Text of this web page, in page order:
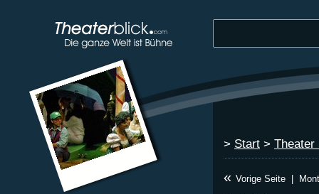
> Start > Theater
« Vorige Seite